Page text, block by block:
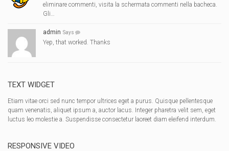
eliminare commenti, visita la schermata commenti nella bacheca.
Gli…
admin Says
Yep, that worked. Thanks
TEXT WIDGET
Etiam vitae orci sed nunc tempor ultrices eget a purus. Quisque pellentesque
quam venenatis, aliquet ipsum a, auctor lacus. Integer pharetra velit sem, eget
luctus leo molestie a. Suspendisse consectetur laoreet diam eleifend interdum.
RESPONSIVE VIDEO